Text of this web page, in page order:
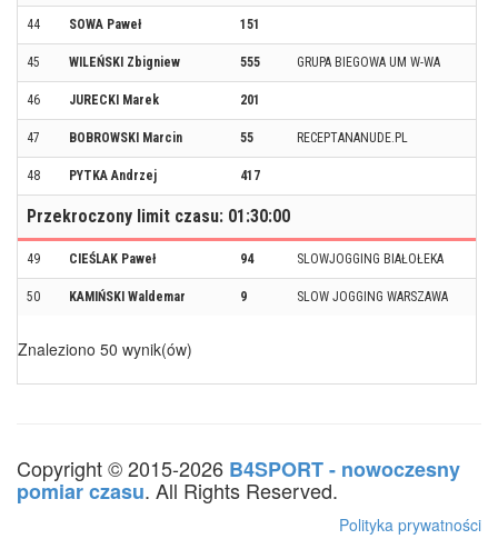
44 SOWA Paweł 151
45 WILEŃSKI Zbigniew 555 GRUPA BIEGOWA UM W-WA
46 JURECKI Marek 201
47 BOBROWSKI Marcin 55 RECEPTANANUDE.PL
48 PYTKA Andrzej 417
Przekroczony limit czasu: 01:30:00
49 CIEŚLAK Paweł 94 SLOWJOGGING BIAŁOŁEKA
50 KAMIŃSKI Waldemar 9 SLOW JOGGING WARSZAWA
Znaleziono 50 wynik(ów)
Copyright © 2015-2026 B4SPORT - nowoczesny
pomiar czasu. All Rights Reserved.
Polityka prywatności